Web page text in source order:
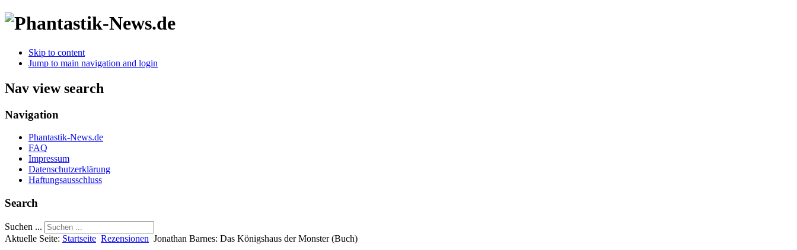
Skip to content
Jump to main navigation and login
Nav view search
Navigation
Phantastik-News.de
FAQ
Impressum
Datenschutzerklärung
Haftungsausschluss
Search
Suchen ...
Aktuelle Seite: Startseite Rezensionen Jonathan Barnes: Das Königshaus der Monster (Buch)